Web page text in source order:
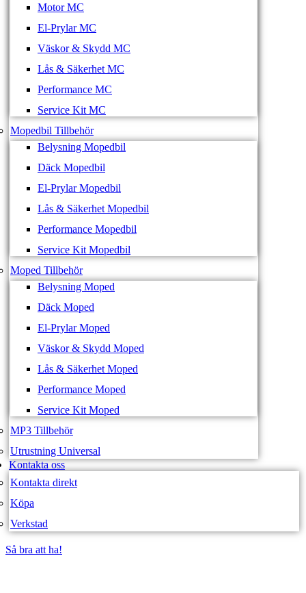
Motor MC
El-Prylar MC
Väskor & Skydd MC
Lås & Säkerhet MC
Performance MC
Service Kit MC
Mopedbil Tillbehör
Belysning Mopedbil
Däck Mopedbil
El-Prylar Mopedbil
Lås & Säkerhet Mopedbil
Performance Mopedbil
Service Kit Mopedbil
Moped Tillbehör
Belysning Moped
Däck Moped
El-Prylar Moped
Väskor & Skydd Moped
Lås & Säkerhet Moped
Performance Moped
Service Kit Moped
MP3 Tillbehör
Utrustning Universal
Kontakta oss
Kontakta direkt
Köpa
Verkstad
Så bra att ha!